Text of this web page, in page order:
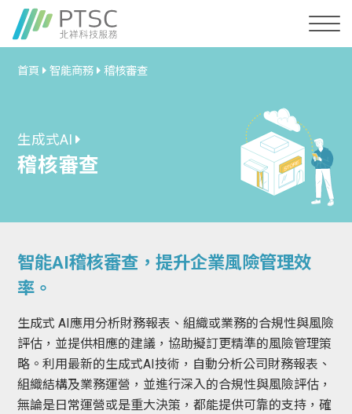
首頁 智能商務 稽核審查
生成式AI
稽核審查
智能AI稽核審查，提升企業風險管理效
率。
生成式 AI應用分析財務報表、組織或業務的合規性與風險
評估，並提供相應的建議，協助擬訂更精準的風險管理策
略。利用最新的生成式AI技術，自動分析公司財務報表、
組織結構及業務運營，並進行深入的合規性與風險評估，
無論是日常運營或是重大決策，都能提供可靠的支持，確